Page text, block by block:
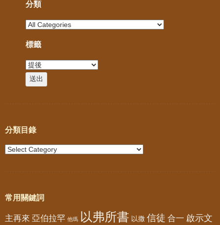
分類
標籤
分類目錄
常用關鍵詞
主再來 亞伯拉罕 他瑪 以弗所書 以撒 信徒 合一 啟示文